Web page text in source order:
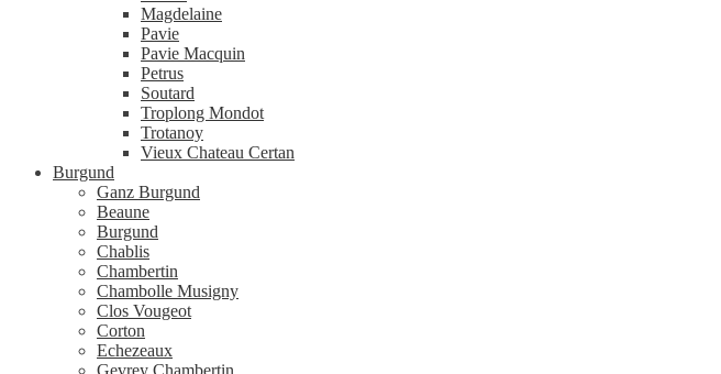
Magdelaine
Pavie
Pavie Macquin
Petrus
Soutard
Troplong Mondot
Trotanoy
Vieux Chateau Certan
Burgund
Ganz Burgund
Beaune
Burgund
Chablis
Chambertin
Chambolle Musigny
Clos Vougeot
Corton
Echezeaux
Gevrey Chambertin